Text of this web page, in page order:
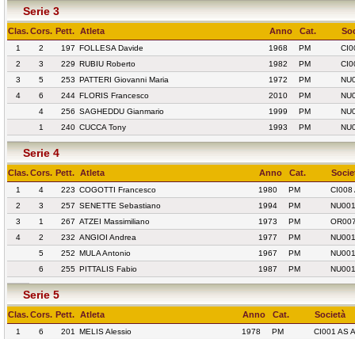
Serie 3
Clas.Cors. Pett. Atleta Anno Cat.
1 2 197 FOLLESA Davide 1968 PM
2
3 229 RUBIU Roberto 1982 PM
3
5 253 PATTERI Giovanni Maria 1972 PM
4
6 244 FLORIS Francesco 2010 PM
4
256 SAGHEDDU Gianmario 1999 PM
1
240 CUCCA Tony 1993 PM
Serie 4
Clas.Cors. Pett. Atleta Anno Cat.
1 4 223 COGOTTI Francesco 1980 PM
CI008
2
3 257 SENETTE Sebastiano 1994 PM
3
1 267 ATZEI Massimiliano 1973 PM
4
2 232 ANGIOI Andrea 1977 PM
5
252 MULA Antonio 1967 PM
6
255 PITTALIS Fabio 1987 PM
Serie 5
Clas.Cors. Pett. Atleta Anno Cat. Società
1 6 201 MELIS Alessio 1978 PM
CI001 AS